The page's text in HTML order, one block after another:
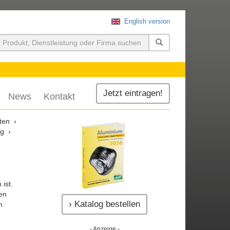
English version
Jetzt eintragen!
News Kontakt
ist.
› Katalog bestellen